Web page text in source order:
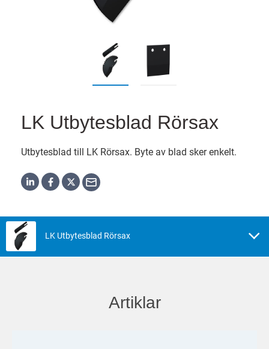
LK Utbytesblad Rörsax
Utbytesblad till LK Rörsax. Byte av blad sker enkelt.
LK Utbytesblad Rörsax
Artiklar